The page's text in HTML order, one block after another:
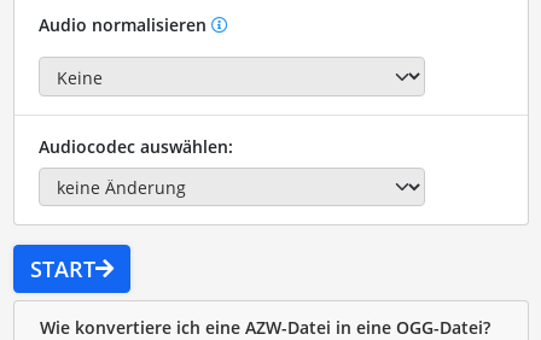
Audio normalisieren
Audiocodec auswählen:
START
Wie konvertiere ich eine AZW-Datei in eine OGG-Datei?